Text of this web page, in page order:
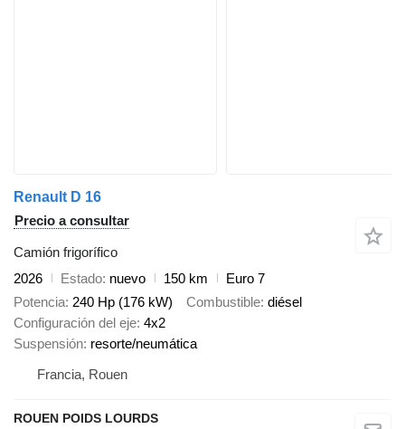
Renault D 16
Precio a consultar
Camión frigorífico
2026
Estado nuevo 150 km
Euro 7
Potencia 240 Hp (176 kW) Combustible diésel
Configuración del eje 4x2
Suspensión resorte/neumática
Francia, Rouen
ROUEN POIDS LOURDS